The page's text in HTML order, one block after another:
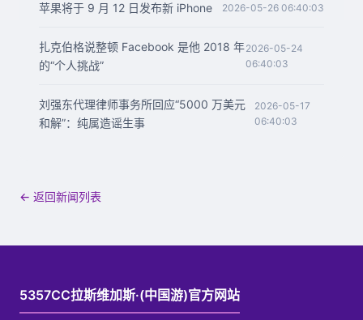
苹果将于 9 月 12 日发布新 iPhone 2026-05-26 06:40:03
扎克伯格说整顿 Facebook 是他 2018 年
的“个人挑战”
2026-05-24
06:40:03
刘强东代理律师事务所回应“5000 万美元
和解”：纯属造谣生事
2026-05-17
06:40:03
← 返回新闻列表
5357CC拉斯维加斯·(中国游)官方网站